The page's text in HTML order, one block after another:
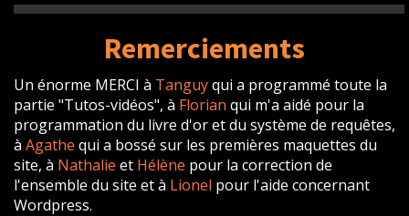
Remerciements
Un énorme MERCI à Tanguyqui a programmé toute la
partie "Tutos-vidéos", à Florian qui m'a aidé pour la
programmation du livre d'or et du système de requêtes,
à Agathe qui a bossé sur les premières maquettes du
site, à Nathalie et Hélène pour la correction de
l'ensemble du site et à Lionel pour l'aide concernant
Wordpress.